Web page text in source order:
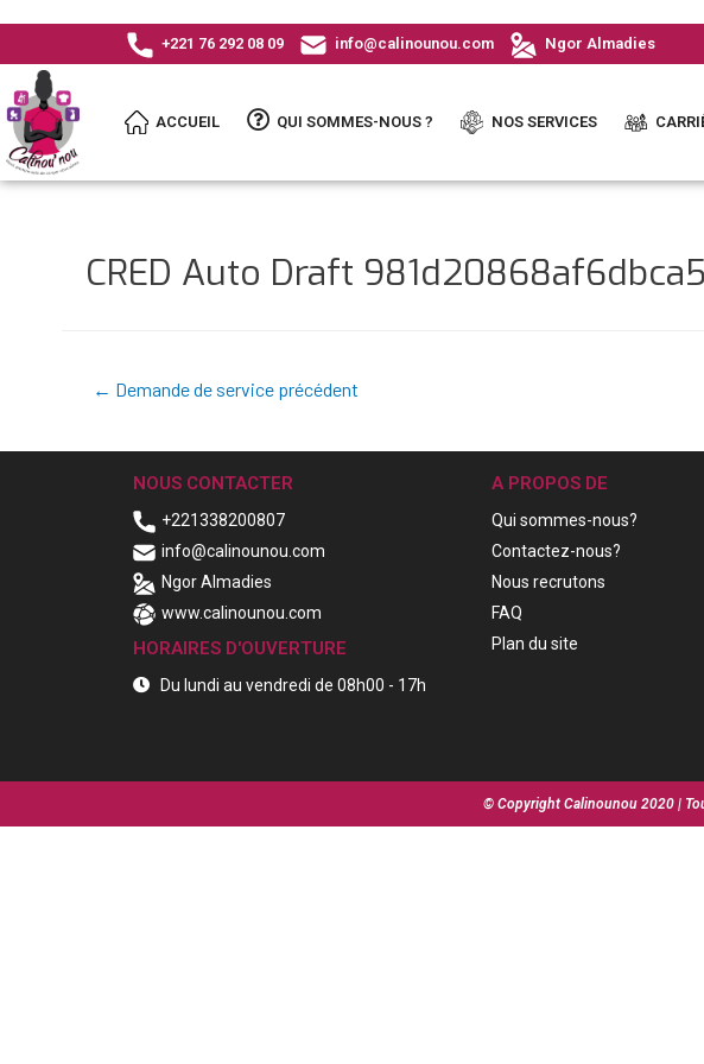
+221 76 292 08 09 info@calinounou.com Ngor Almadies
ACCUEIL QUI SOMMES-NOUS ? NOS SERVICES
CRED Auto Draft
← Demande de service précédent
NOUS CONTACTER
+221338200807
info@calinounou.com
Ngor Almadies
www.calinounou.com
HORAIRES D'OUVERTURE
Du lundi au vendredi de 08h00 - 17h
A PROPOS DE
Qui sommes-nous?
Contactez-nous?
Nous recrutons
FAQ
Plan du site
© Copyright Calinounou 2020 |